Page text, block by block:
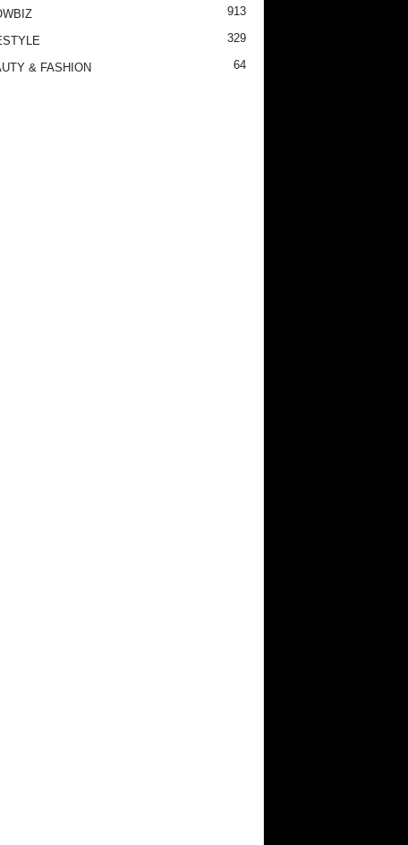
913
329
& FASHION 64